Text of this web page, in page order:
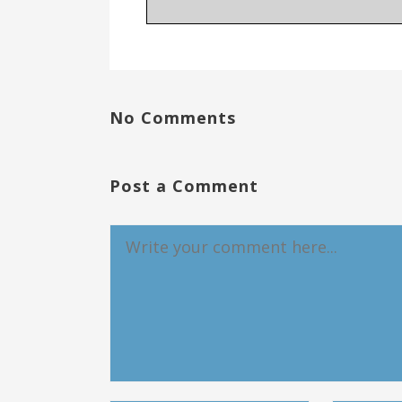
No Comments
Post a Comment